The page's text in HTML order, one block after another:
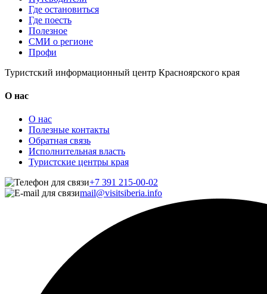
Где остановиться
Где поесть
Полезное
СМИ о регионе
Профи
Туристский информационный центр Красноярского края
О нас
О нас
Полезные контакты
Обратная связь
Исполнительная власть
Туристские центры края
+7 391 215-00-02
mail@visitsiberia.info